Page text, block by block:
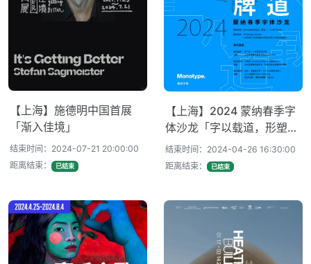
【上海】施德明中国首展
「渐入佳境」
结束时间：2024-07-21 20:00:00
距离结束：
已结束
【上海】2024 蒙纳春季字
体沙龙「字以载道，形塑品
牌」
结束时间：2024-04-26 16:30:00
距离结束：
已结束